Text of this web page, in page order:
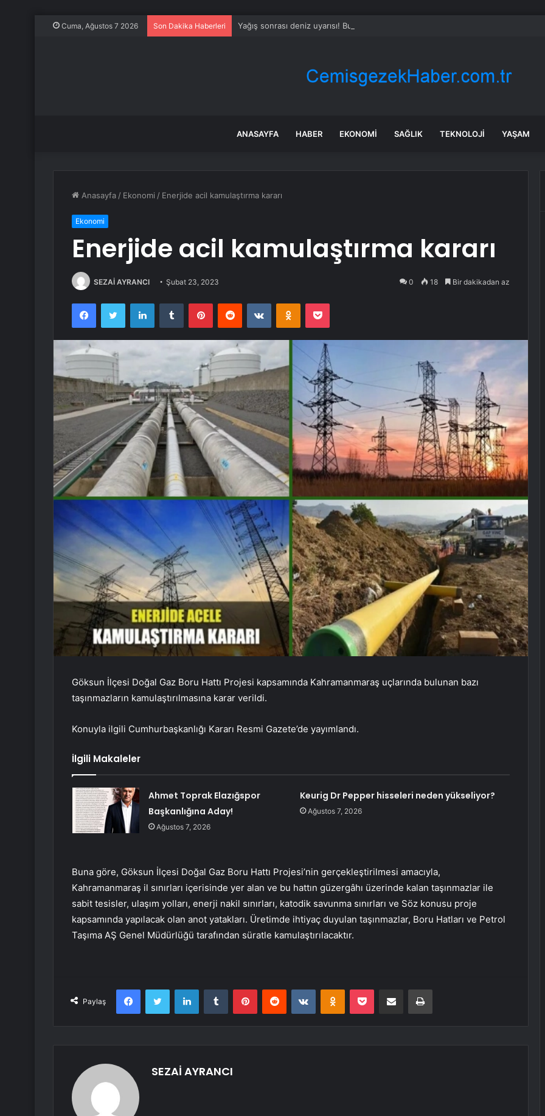
Cuma, Ağustos 7 2026 Son Dakika Haberleri Yağış sonrası deniz uyarısı! Bulanık ve kötü kokulu suda yüzmeyin
ANASAYFA HABER EKONOMI SAĞLIK TEKNOLOJI YAŞAM
Anasayfa / Ekonomi / Enerjide acil kamulaştırma kararı
Ekonomi
Enerjide acil kamulaştırma kararı
SEZAİ AYRANCI Şubat 23, 2023 0 18 Bir dakikadan az
FacebookTwitter LinkedInTumblr PinterestReddit VKontakteOdnoklassniki
Pocket
Göksun İlçesi Doğal Gaz Boru Hattı Projesi kapsamında Kahramanmaraş uçlarında bulunan bazı
taşınmazların kamulaştırılmasına karar verildi.
Konuyla ilgili Cumhurbaşkanlığı Kararı Resmi Gazete’de yayımlandı.
İlgili Makaleler
Ahmet Toprak Elazığspor
Başkanlığına Aday!
Ağustos 7, 2026
Keurig Dr Pepper hisseleri neden yükseliyor?
Ağustos 7, 2026
Buna göre, Göksun İlçesi Doğal Gaz Boru Hattı Projesi’nin gerçekleştirilmesi amacıyla,
Kahramanmaraş il sınırları içerisinde yer alan ve bu hattın güzergâhı üzerinde kalan taşınmazlar ile
sabit tesisler, ulaşım yolları, enerji nakil sınırları, katodik savunma sınırları ve Söz konusu proje
kapsamında yapılacak olan anot yatakları. Üretimde ihtiyaç duyulan taşınmazlar, Boru Hatları ve Petrol
Taşıma AŞ Genel Müdürlüğü tarafından süratle kamulaştırılacaktır.
Paylaş
FacebookTwitter LinkedInTumblr PinterestReddit VKontakteOdnoklassniki
Pocket E-Posta ile paylaş Yazdır
SEZAİ AYRANCI